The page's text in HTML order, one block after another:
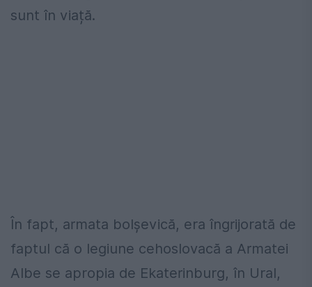
sunt în viață.
În fapt, armata bolșevică, era îngrijorată de
faptul că o legiune cehoslovacă a Armatei
Albe se apropia de Ekaterinburg, în Ural,